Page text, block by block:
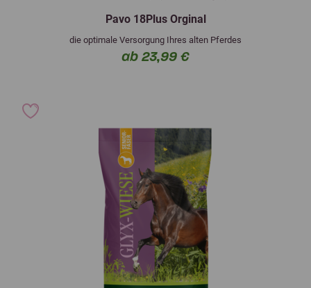
Pavo 18Plus Orginal
die optimale Versorgung Ihres alten Pferdes
ab 23,99 €